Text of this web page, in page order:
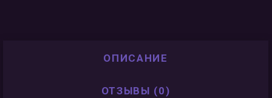
ОПИСАНИЕ
ОТЗЫВЫ (0)